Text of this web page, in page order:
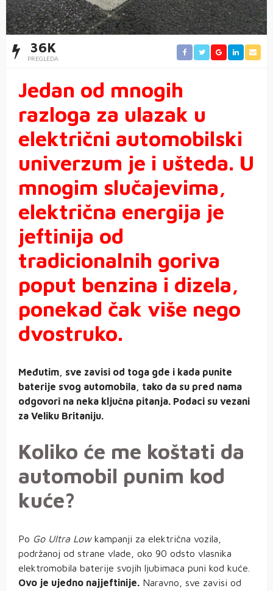
36K
PREGLEDA
Jedan od mnogih
razloga za ulazak u
električni automobilski
univerzum je i ušteda. U
mnogim slučajevima,
električna energija je
jeftinija od
tradicionalnih goriva
poput benzina i dizela,
ponekad čak više nego
dvostruko.
Međutim, sve zavisi od toga gde i kada punite
baterije svog automobila, tako da su pred nama
odgovori na neka ključna pitanja. Podaci su vezani
za Veliku Britaniju.
Koliko će me koštati da
automobil punim kod
kuće?
Po Go Ultra Lowkampanji za električna vozila,
podržanoj od strane vlade, oko 90 odsto vlasnika
elektromobila baterije svojih ljubimaca puni kod kuće.
Ovo je ujedno najjeftinije. Naravno, sve zavisi od